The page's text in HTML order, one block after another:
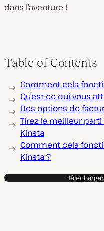
dans l’aventure !
Table of Contents
Comment cela
Qu’est-ce qui vous
Des options de
Tirez le meilleur
Kinsta
Comment cela
Kinsta ?